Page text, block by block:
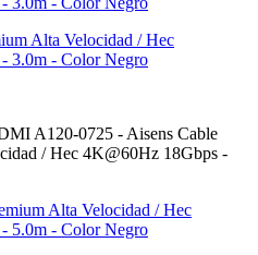
Alta Velocidad / Hec
3.0m - Color Negro
A120-0725 - Aisens Cable
/ Hec 4K@60Hz 18Gbps -